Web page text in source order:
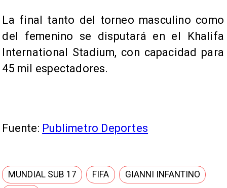
La final tanto del torneo masculino como
del femenino se disputará en el Khalifa
International Stadium, con capacidad para
45 mil espectadores.
Fuente: Publimetro Deportes
MUNDIAL SUB 17 FIFA
GIANNI INFANTINO